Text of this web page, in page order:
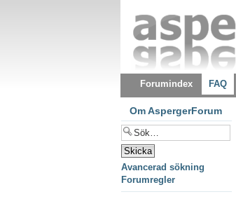
Forumindex FAQ
Om AspergerForum
Avancerad sökning
Forumregler